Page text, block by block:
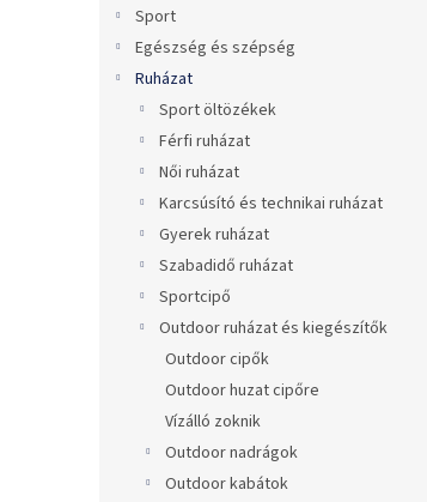
Sport
Egészség és szépség
Ruházat
Sport öltözékek
Férfi ruházat
Női ruházat
Karcsúsító és technikai ruházat
Gyerek ruházat
Szabadidő ruházat
Sportcipő
Outdoor ruházat és kiegészítők
Outdoor cipők
Outdoor huzat cipőre
Vízálló zoknik
Outdoor nadrágok
Outdoor kabátok